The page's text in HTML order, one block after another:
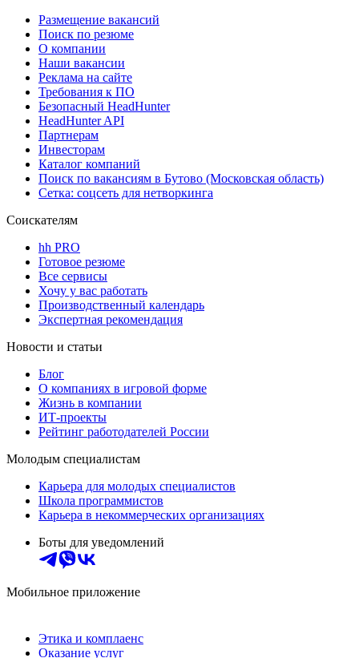
Размещение вакансий
Поиск по резюме
О компании
Наши вакансии
Реклама на сайте
Требования к ПО
Безопасный HeadHunter
HeadHunter API
Партнерам
Инвесторам
Каталог компаний
Поиск по вакансиям в Бутово (Московская область)
Сетка: соцсеть для нетворкинга
Соискателям
hh PRO
Готовое резюме
Все сервисы
Хочу у вас работать
Производственный календарь
Экспертная рекомендация
Новости и статьи
Блог
О компаниях в игровой форме
Жизнь в компании
ИТ-проекты
Рейтинг работодателей России
Молодым специалистам
Карьера для молодых специалистов
Школа программистов
Карьера в некоммерческих организациях
Боты для уведомлений
Мобильное приложение
Этика и комплаенс
Оказание услуг